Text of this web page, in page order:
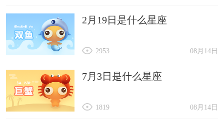
2月19日是什么星座
08月14日
2953
7月3日是什么星座
08月14日
1819